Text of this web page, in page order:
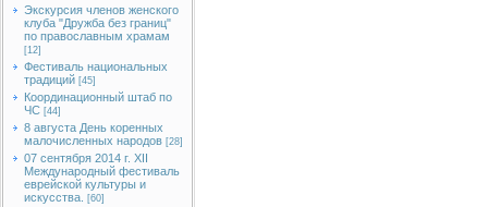
Экскурсия членов женского
клуба "Дружба без границ"
по православным храмам
[12]
Фестиваль национальных
традиций [45]
Координационный штаб по
ЧС [44]
8 августа День коренных
малочисленных народов [28]
07 сентября 2014 г. XII
Международный фестиваль
еврейской культуры и
искусства.
[60]